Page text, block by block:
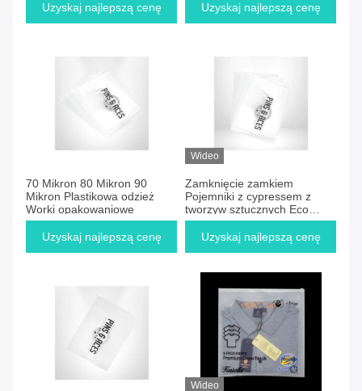
Uzyskaj najlepszą cenę Uzyskaj najlepszą cenę
70 Mikron 80 Mikron 90
Mikron Plastikowa odzież
Worki opakowaniowe
Uzyskaj najlepszą cenę
Wideo
Zamknięcie zamkiem
Pojemniki z cypressem z
tworzyw sztucznych Eco
Friendly 0.09mm 0.1mm
Uzyskaj najlepszą cenę
Wideo